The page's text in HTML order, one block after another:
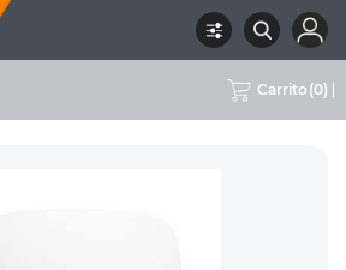
Carrito (0)
DETECTORES VARIOS, MÓDULOS
MARCA